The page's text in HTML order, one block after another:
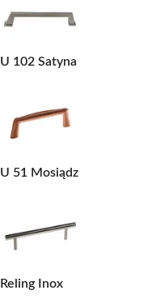
U 102 Satyna
U 51 Mosiądz
Reling Inox